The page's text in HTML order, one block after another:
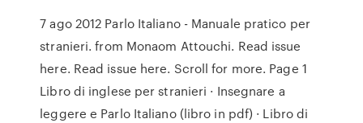
7 ago 2012 Parlo Italiano - Manuale pratico per
stranieri. from Monaom Attouchi. Read issue
here. Read issue here. Scroll for more. Page 1
Libro di inglese per stranieri · Insegnare a
leggere e Parlo Italiano (libro in pdf) · Libro di